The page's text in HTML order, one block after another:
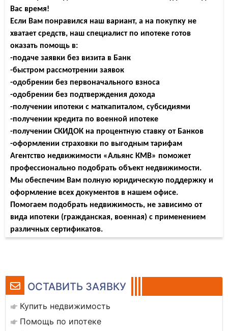
ОСТАВИТЬ ЗАЯВКУ
Купить недвижимость
Помощь по ипотеке
Вас время!
Если Вам понравился наш вариант, а на покупку не
хватает средств, наш специалист по ипотеке готов
оказать помощь в:
-подаче заявки без визита в Банк
-быстром рассмотрении заявок
-одобрении без первоначального взноса
-одобрении без подтверждения дохода
-получении ипотеки с маткапиталом, субсидиями
-получении кредита по военной ипотеке
-получении СКИДОК на процентную ставку от Банков
-оформлении страховки по выгодным тарифам
Агентство недвижимости «Альянс КМВ» поможет
профессионально подобрать объект недвижимости.
Мы обеспечим Вам полную юридическую поддержку и
оформление всех документов в нашем офисе.
Помогаем подобрать недвижимость, не зависимо от
вида ипотеки (гражданская, военная) с применением
различных сертификатов.